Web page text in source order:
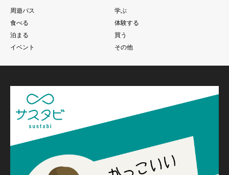
周遊パス
学ぶ
食べる
体験する
泊まる
買う
イベント
その他